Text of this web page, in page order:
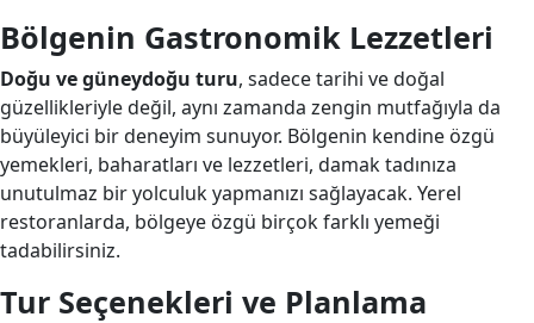
Bölgenin Gastronomik Lezzetleri
Doğu ve güneydoğu turu, sadece tarihi ve doğal
güzellikleriyle değil, aynı zamanda zengin mutfağıyla da
büyüleyici bir deneyim sunuyor. Bölgenin kendine özgü
yemekleri, baharatları ve lezzetleri, damak tadınıza
unutulmaz bir yolculuk yapmanızı sağlayacak. Yerel
restoranlarda, bölgeye özgü birçok farklı yemeği
tadabilirsiniz.
Tur Seçenekleri ve Planlama